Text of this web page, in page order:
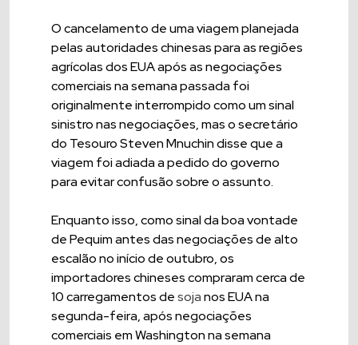
O cancelamento de uma viagem planejada
pelas autoridades chinesas para as regiões
agrícolas dos EUA após as negociações
comerciais na semana passada foi
originalmente interrompido como um sinal
sinistro nas negociações, mas o secretário
do Tesouro Steven Mnuchin disse que a
viagem foi adiada a pedido do governo
para evitar confusão sobre o assunto.
Enquanto isso, como sinal da boa vontade
de Pequim antes das negociações de alto
escalão no início de outubro, os
importadores chineses compraram cerca de
10 carregamentos desojanos EUA na
segunda-feira, após negociações
comerciais em Washington na semana